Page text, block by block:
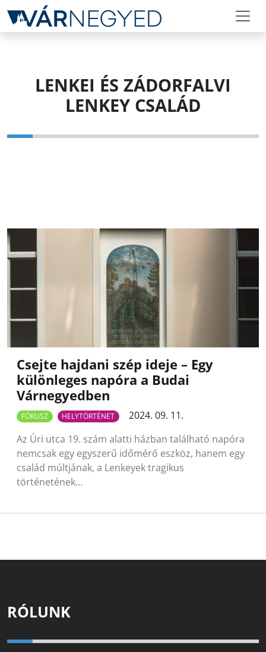
LENKEI ÉS ZÁDORFALVI
LENKEY CSALÁD
Csejte hajdani szép ideje – Egy
különleges napóra a Budai
Várnegyedben
FÓKUSZ HELYTÖRTÉNET
2024. 09. 11.
Az Úri utca 19. szám alatti házban található napóra
nemcsak egy egyszerű időmérő eszköz, hanem egy
család múltjának, a Lenkeyek tragikus
történetének…
RÓLUNK